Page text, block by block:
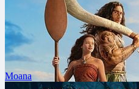
Moana